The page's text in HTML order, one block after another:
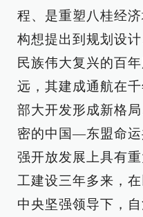
程、是重塑八桂经
构想提出到规划设
民族伟大复兴的百
远，其建成通航在
部大开发形成新格
密的中国—东盟命运
强开放发展上具有
工建设三年多来，
中央坚强领导下，